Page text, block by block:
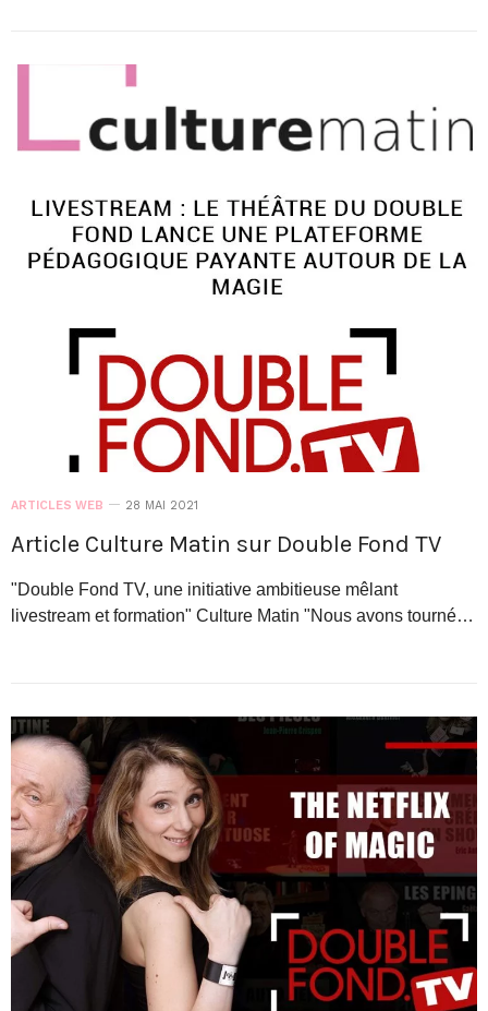
ARTICLES WEB 28 MAI 2021
Article Culture Matin sur Double Fond TV
"Double Fond TV, une initiative ambitieuse mêlant
livestream et formation" Culture Matin "Nous avons tourné…